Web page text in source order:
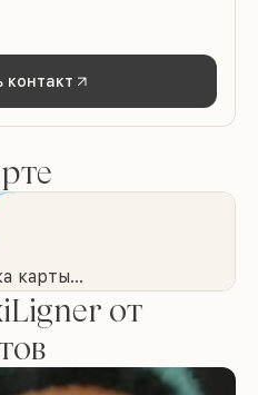
контакт
карты...
от